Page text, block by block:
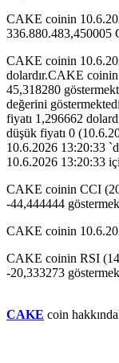
CAKE coinin
336.880.483,450005
CAKE coinin
dolardır.CAKE
45,318280
değerini
fiyatı 1,296662
düşük fiyatı 0
10.6.2026 13:20:33
10.6.2026 13:20:33
CAKE coinin CCI
-44,444444
CAKE coinin
CAKE coinin RSI
-20,333273
CAKE coin